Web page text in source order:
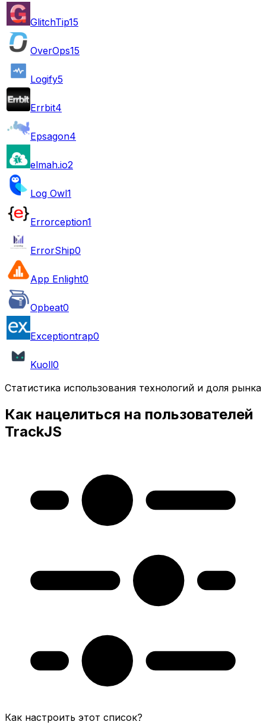
GlitchTip15
OverOps15
Logify5
Errbit4
Epsagon4
elmah.io2
Log Owl1
Errorception1
ErrorShip0
App Enlight0
Opbeat0
Exceptiontrap0
Kuoll0
Статистика использования технологий и доля рынка
Как нацелиться на пользователей
TrackJS
Как настроить этот список?